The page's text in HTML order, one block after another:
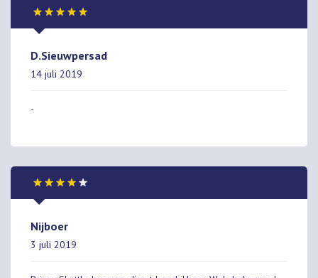
D.Sieuwpersad
14 juli 2019
-
Nijboer
3 juli 2019